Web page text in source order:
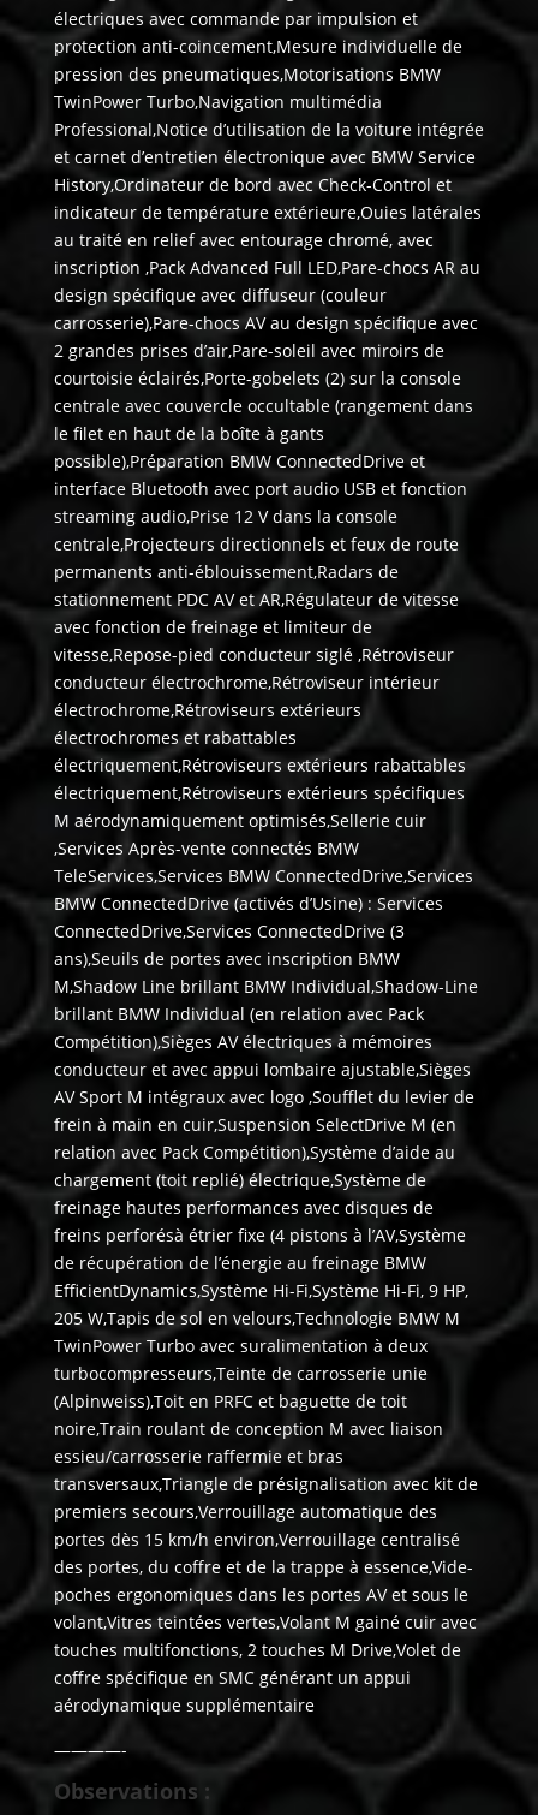
électriques avec commande par impulsion et
protection anti-coincement,Mesure individuelle de
pression des pneumatiques,Motorisations BMW
TwinPower Turbo,Navigation multimédia
Professional,Notice d’utilisation de la voiture intégrée
et carnet d’entretien électronique avec BMW Service
History,Ordinateur de bord avec Check-Control et
indicateur de température extérieure,Ouies latérales
au traité en relief avec entourage chromé, avec
inscription ,Pack Advanced Full LED,Pare-chocs AR au
design spécifique avec diffuseur (couleur
carrosserie),Pare-chocs AV au design spécifique avec
2 grandes prises d’air,Pare-soleil avec miroirs de
courtoisie éclairés,Porte-gobelets (2) sur la console
centrale avec couvercle occultable (rangement dans
le filet en haut de la boîte à gants
possible),Préparation BMW ConnectedDrive et
interface Bluetooth avec port audio USB et fonction
streaming audio,Prise 12 V dans la console
centrale,Projecteurs directionnels et feux de route
permanents anti-éblouissement,Radars de
stationnement PDC AV et AR,Régulateur de vitesse
avec fonction de freinage et limiteur de
vitesse,Repose-pied conducteur siglé ,Rétroviseur
conducteur électrochrome,Rétroviseur intérieur
électrochrome,Rétroviseurs extérieurs
électrochromes et rabattables
électriquement,Rétroviseurs extérieurs rabattables
électriquement,Rétroviseurs extérieurs spécifiques
M aérodynamiquement optimisés,Sellerie cuir
,Services Après-vente connectés BMW
TeleServices,Services BMW ConnectedDrive,Services
BMW ConnectedDrive (activés d’Usine) : Services
ConnectedDrive,Services ConnectedDrive (3
ans),Seuils de portes avec inscription BMW
M,Shadow Line brillant BMW Individual,Shadow-Line
brillant BMW Individual (en relation avec Pack
Compétition),Sièges AV électriques à mémoires
conducteur et avec appui lombaire ajustable,Sièges
AV Sport M intégraux avec logo ,Soufflet du levier de
frein à main en cuir,Suspension SelectDrive M (en
relation avec Pack Compétition),Système d’aide au
chargement (toit replié) électrique,Système de
freinage hautes performances avec disques de
freins perforésà étrier fixe (4 pistons à l’AV,Système
de récupération de l’énergie au freinage BMW
EfficientDynamics,Système Hi-Fi,Système Hi-Fi, 9 HP,
205 W,Tapis de sol en velours,Technologie BMW M
TwinPower Turbo avec suralimentation à deux
turbocompresseurs,Teinte de carrosserie unie
(Alpinweiss),Toit en PRFC et baguette de toit
noire,Train roulant de conception M avec liaison
essieu/carrosserie raffermie et bras
transversaux,Triangle de présignalisation avec kit de
premiers secours,Verrouillage automatique des
portes dès 15 km/h environ,Verrouillage centralisé
des portes, du coffre et de la trappe à essence,Vide-
poches ergonomiques dans les portes AV et sous le
volant,Vitres teintées vertes,Volant M gainé cuir avec
touches multifonctions, 2 touches M Drive,Volet de
coffre spécifique en SMC générant un appui
aérodynamique supplémentaire
————-
Observations :